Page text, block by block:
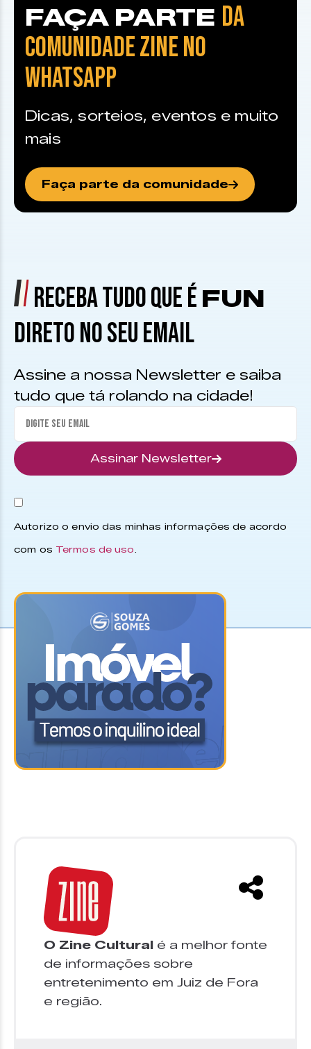
FAÇA PARTE DA
COMUNIDADE ZINE NO
WHATSAPP
Dicas, sorteios, eventos e muito
mais
Faça parte da comunidade
RECEBA TUDO QUE É FUN
DIRETO NO SEU EMAIL
Assine a nossa Newsletter e saiba
tudo que tá rolando na cidade!
Assinar Newsletter
Autorizo o envio das minhas informações de acordo
com os Termos de uso.
O Zine Cultural é a melhor fonte
de informações sobre
entretenimento em Juiz de Fora
e região.